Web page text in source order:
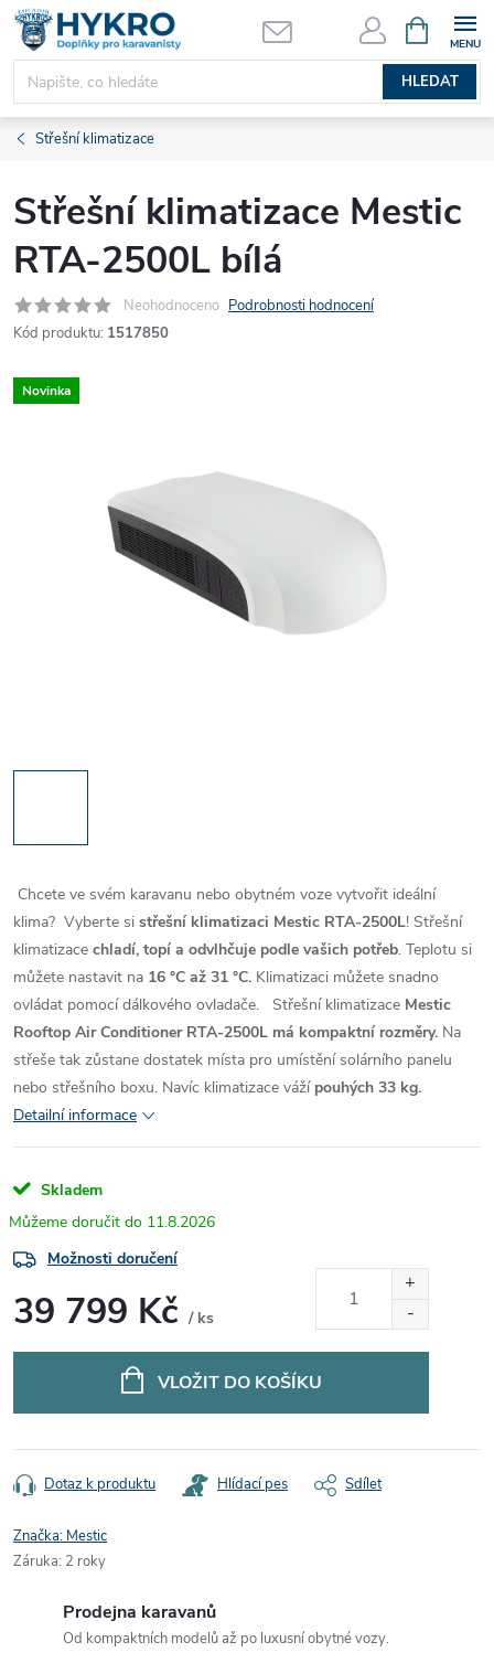
Přejít
obsah
HLEDAT
NÁKUPNÍ
KOŠÍK
Střešní klimatizace
Střešní klimatizace Mestic
RTA-2500L bílá
Neohodnoceno Podrobnosti hodnocení
Kód produktu: 1517850
Novinka
Chcete ve svém karavanu nebo obytném voze vytvořit ideální
klima? Vyberte si střešní klimatizaci Mestic RTA-2500L! Střešní
klimatizace chladí, topí a odvlhčuje podle vašich potřeb. Teplotu si
můžete nastavit na 16 °C až 31 °C. Klimatizaci můžete snadno
ovládat pomocí dálkového ovladače.
Střešní klimatizace Mestic
Rooftop Air Conditioner RTA-2500L má kompaktní rozměry. Na
střeše tak zůstane dostatek místa pro umístění solárního panelu
nebo střešního boxu. Navíc klimatizace váží pouhých 33 kg.
Detailní informace
Skladem
11.8.2026
Možnosti doručení
39 799 Kč / ks
VLOŽIT DO KOŠÍKU
Dotaz k produktu Hlídací pes Sdílet
Značka: Mestic
Záruka: 2 roky
Prodejna karavanů
Od kompaktních modelů až po luxusní obytné vozy.